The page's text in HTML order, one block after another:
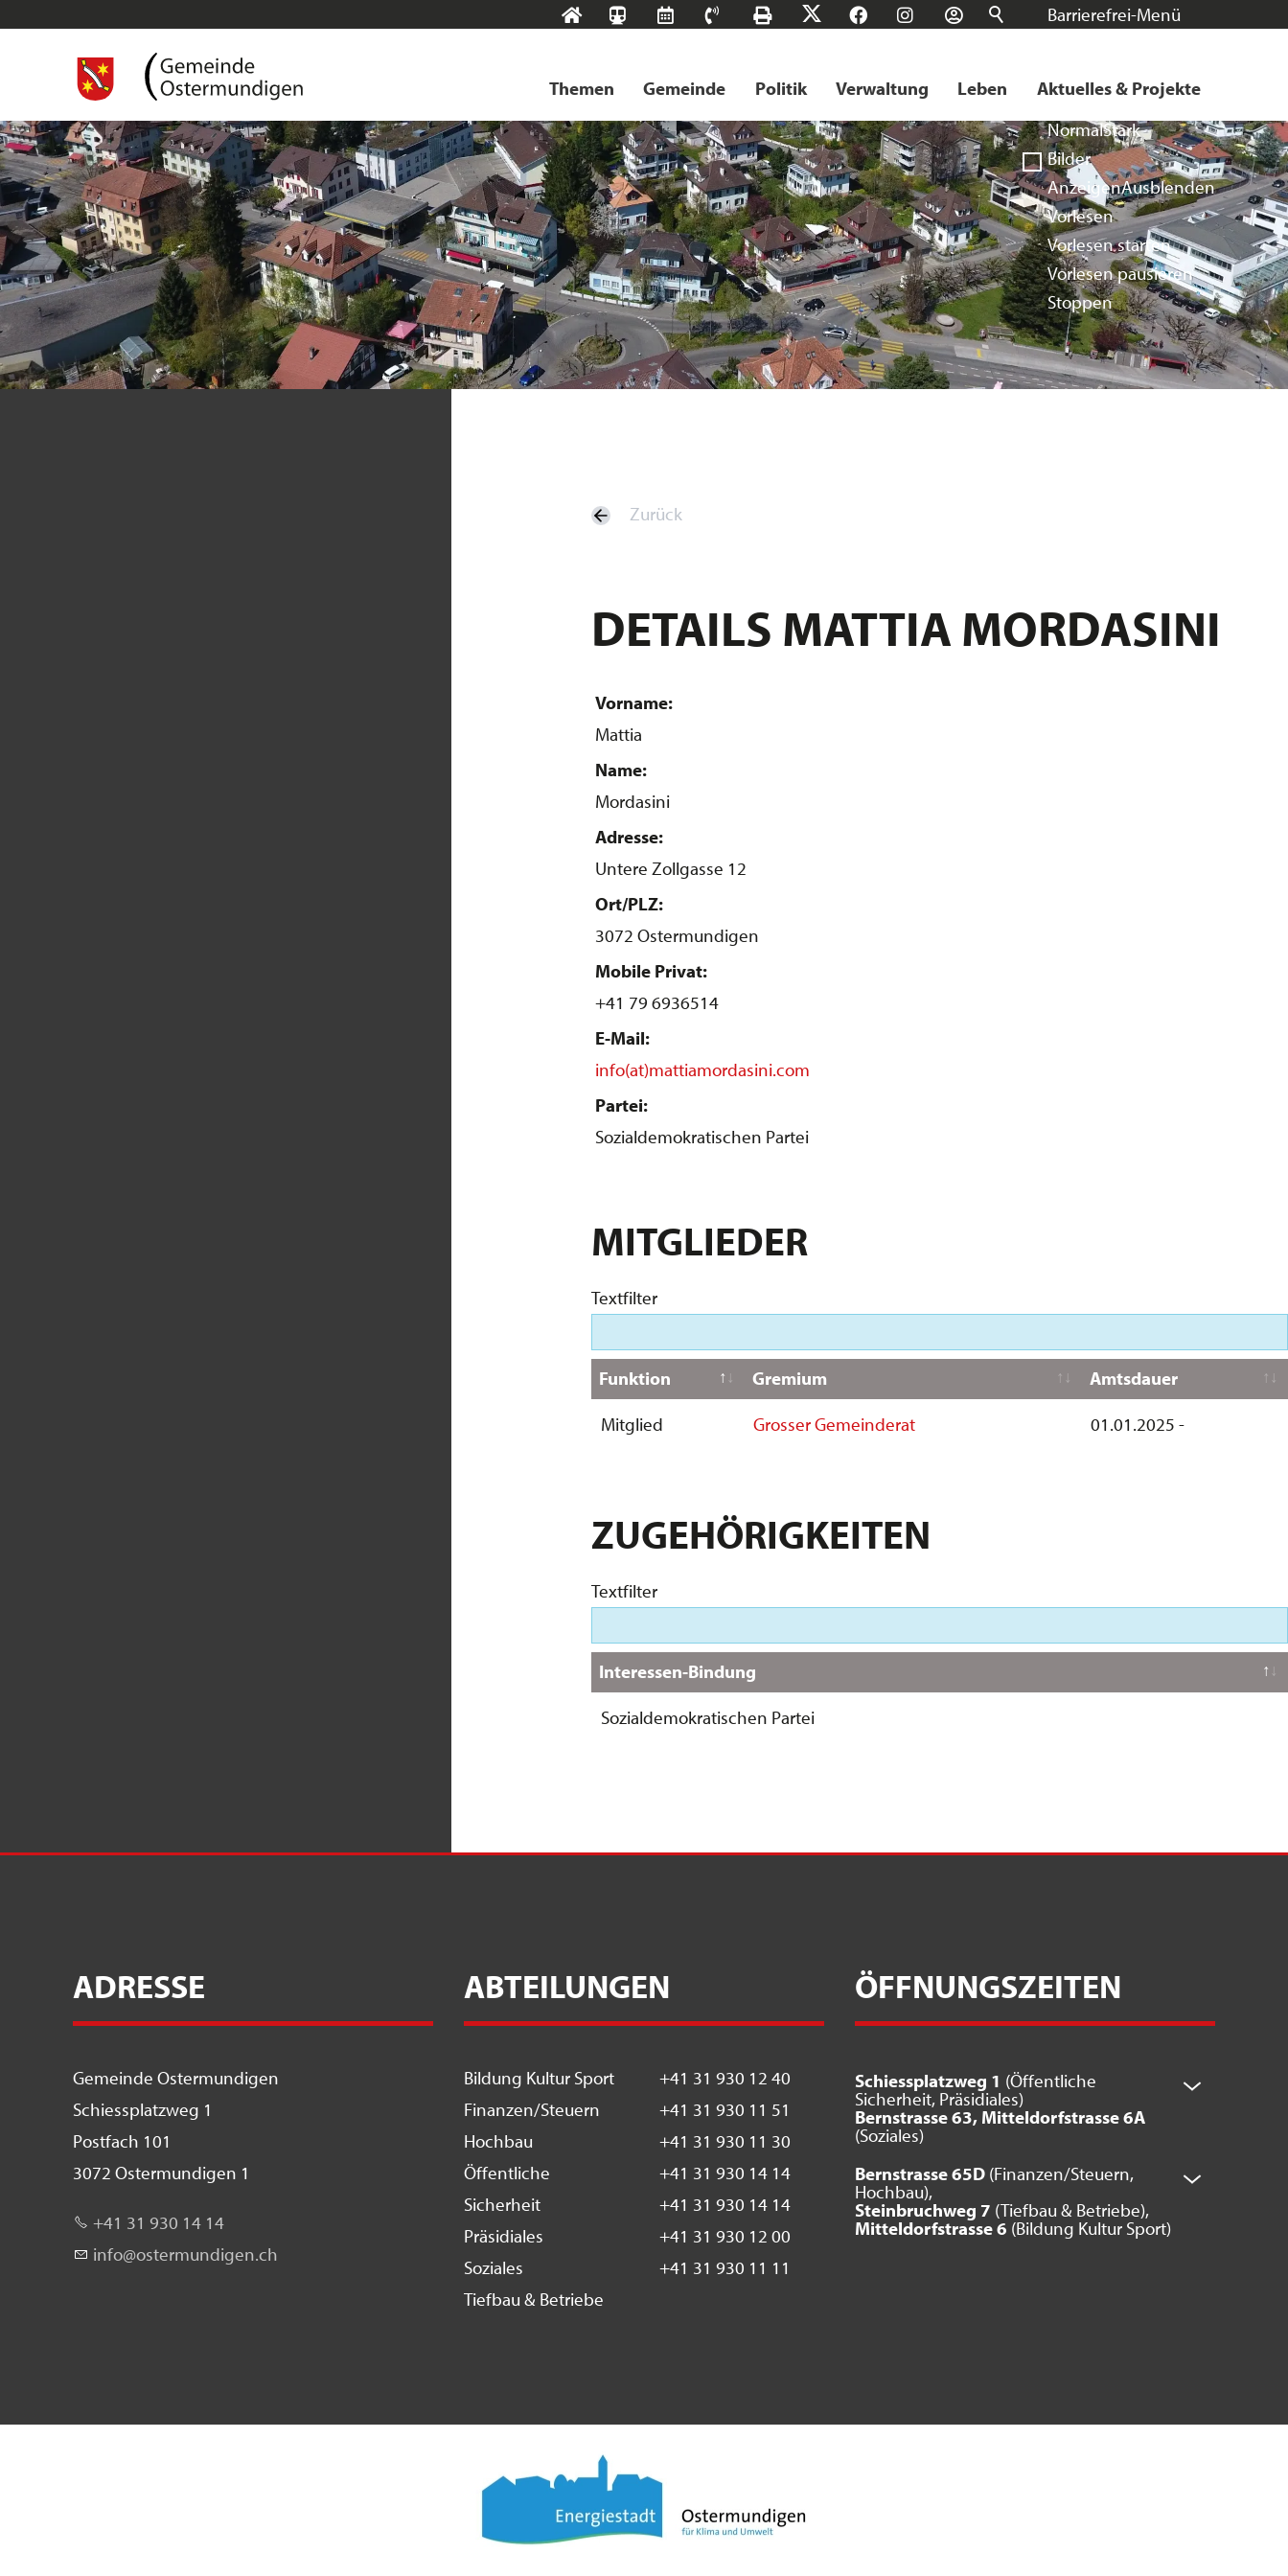
Barrierefrei-Menü
Kontrast
NormalStark
Bilder
AnzeigenAusblenden
Vorlesen
Vorlesen starten
Vorlesen pausieren
Stoppen
StartSBB-
RMS KontaktDrucken FacebookInstagram
Login
Themen Gemeinde Politik Verwaltung Leben Aktuelles & Projekte
Zurück
DETAILS MATTIA MORDASINI
Vorname:
Mattia
Name:
Mordasini
Adresse:
Untere Zollgasse 12
Ort/PLZ:
3072 Ostermundigen
Mobile Privat:
+41 79 6936514
E-Mail:
info(at)mattiamordasini.com
Partei:
Sozialdemokratischen Partei
MITGLIEDER
Textfilter
Funktion Gremium
Amtsdauer
Mitglied
Grosser Gemeinderat 01.01.2025 -
ZUGEHÖRIGKEITEN
Textfilter
Interessen-Bindung
Sozialdemokratischen Partei
ADRESSE
Gemeinde Ostermundigen
Schiessplatzweg 1
Postfach 101
3072 Ostermundigen 1
+41 31 930 14 14
nf
st rm nd g n ch
ABTEILUNGEN
Bildung Kultur Sport
Finanzen/Steuern
Hochbau
Öffentliche
Sicherheit
Präsidiales
Soziales
Tiefbau & Betriebe
+41 31 930 12 40
+41 31 930 11 51
+41 31 930 11 30
+41 31 930 14 14
+41 31 930 14 14
+41 31 930 12 00
+41 31 930 11 11
ÖFFNUNGSZEITEN
Schiessplatzweg 1 (Öffentliche
Sicherheit, Präsidiales)
Bernstrasse 63, Mitteldorfstrasse 6A
(Soziales)
Bernstrasse 65D(Finanzen/Steuern,
Hochbau),
Steinbruchweg 7 (Tiefbau & Betriebe),
Mitteldorfstrasse 6 (Bildung Kultur Sport)